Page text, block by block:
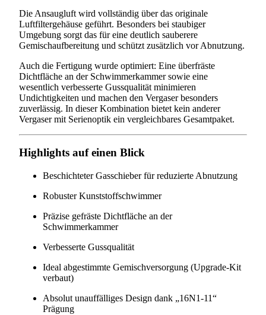
Die Ansaugluft wird vollständig über das originale
Luftfiltergehäuse geführt. Besonders bei staubiger
Umgebung sorgt das für eine deutlich sauberere
Gemischaufbereitung und schützt zusätzlich vor Abnutzung.
Auch die Fertigung wurde optimiert: Eine überfräste
Dichtfläche an der Schwimmerkammer sowie eine
wesentlich verbesserte Gussqualität minimieren
Undichtigkeiten und machen den Vergaser besonders
zuverlässig. In dieser Kombination bietet kein anderer
Vergaser mit Serienoptik ein vergleichbares Gesamtpaket.
Highlights auf einen Blick
Beschichteter Gasschieber für reduzierte Abnutzung
Robuster Kunststoffschwimmer
Präzise gefräste Dichtfläche an der
Schwimmerkammer
Verbesserte Gussqualität
Ideal abgestimmte Gemischversorgung (Upgrade-Kit
verbaut)
Absolut unauffälliges Design dank „16N1-11“
Prägung